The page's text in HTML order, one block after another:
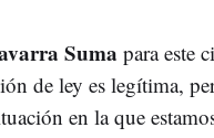
Suma para este
de ley es legítima,
en la que